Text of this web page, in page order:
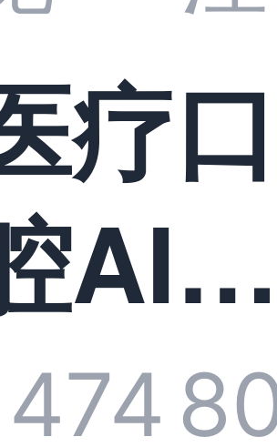
？
育机
实现
模化
疗口
AI
系统